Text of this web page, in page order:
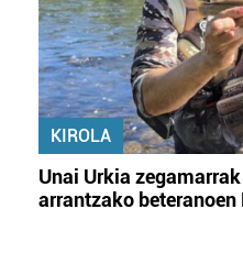
KIROLA
Unai Urkia
arrantzako